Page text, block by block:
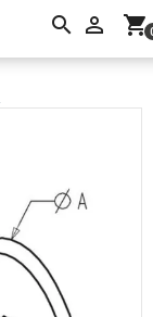
 shopping_cart